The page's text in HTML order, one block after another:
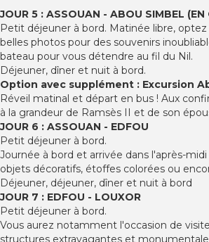
JOUR 5 : ASSOUAN - ABOU SIMBEL (EN
Petit déjeuner à bord. Matinée libre,
belles photos pour des souvenirs
bateau pour vous détendre au fil du Nil.
Déjeuner, dîner et nuit à bord.
Option avec supplément : Excursion
Réveil matinal et départ en bus ! Aux
à la grandeur de Ramsès II et de son
JOUR 6 : ASSOUAN - EDFOU
Petit déjeuner à bord.
Journée à bord et arrivée dans l'après-
objets décoratifs, étoffes colorées ou
Déjeuner, déjeuner, dîner et nuit à bord
JOUR 7 : EDFOU - LOUXOR
Petit déjeuner à bord.
Vous aurez notamment l'occasion de
structures extravagantes et